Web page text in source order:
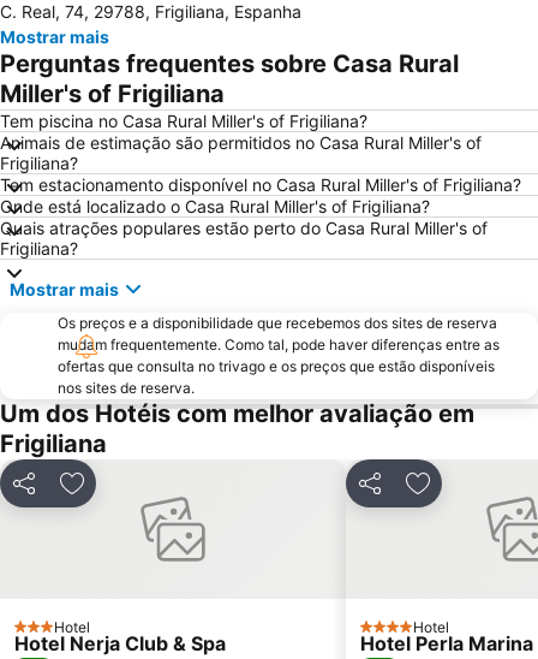
Pedregalejo
Carabeillo
Huelin
Balcão de Europa
Playa de poniente de Motril
Vialia Estación María Zambrano
Cruz de Humilladero
El Palo
4 de Diciembre
Museo de Artes Marineras de Torre de Benagalbón
Baños del Carmen
El Morche
Benajarafe
Distrito Este
Arena of La Malagueta
Centro Comercial Neptuno
Semana Santa
Marqués de Larios
Carretera de Cádiz
Rincón de la Victoria
La Caleta
Plaza de la Marina
Navidad
Calahonda
de la Herradura
Torrenueva
Estación de autobuses
Complejo Deportivo Piscina Cubierta
La Alegría
Plaza del Siglo
C. Real, 74, 29788, Frigiliana, Espanha
Mostrar mais
Perguntas frequentes sobre Casa Rural
Miller's of Frigiliana
Tem piscina no Casa Rural Miller's of Frigiliana?
Animais de estimação são permitidos no Casa Rural Miller's of
Frigiliana?
Tem estacionamento disponível no Casa Rural Miller's of Frigiliana?
Onde está localizado o Casa Rural Miller's of Frigiliana?
Quais atrações populares estão perto do Casa Rural Miller's of
Frigiliana?
Mostrar mais
Os preços e a disponibilidade que recebemos dos sites de reserva
mudam frequentemente. Como tal, pode haver diferenças entre as
ofertas que consulta no trivago e os preços que estão disponíveis
nos sites de reserva.
Um dos Hotéis com melhor avaliação em
Frigiliana
PartilharAdicionar aos favoritos
3 Estrelas
Hotel
Hotel Nerja Club & Spa
PartilharAdicionar
4 Estrelas
Hotel
Hotel Perla Marina